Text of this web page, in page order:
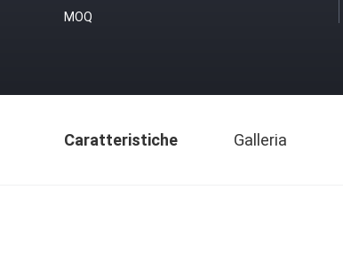
MOQ
Caratteristiche Galleria